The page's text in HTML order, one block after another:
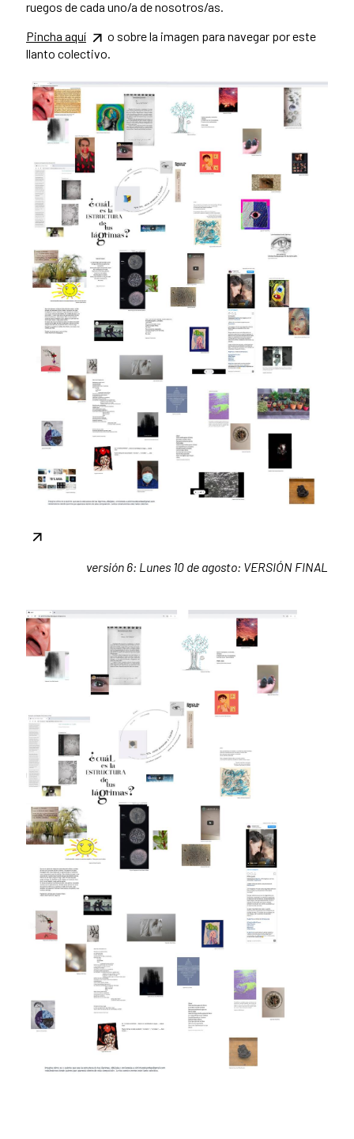
ruegos de cada uno/a de nosotros/as.
Pincha aquí
o sobre la imagen para navegar por este
llanto colectivo.
versión 6: Lunes 10 de agosto: VERSIÓN FINAL